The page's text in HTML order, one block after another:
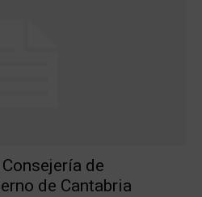
de
de Cantabria